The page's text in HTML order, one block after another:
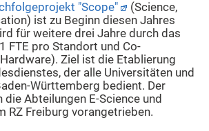
"Scope"
(Science,
ist zu Beginn diesen Jahres
für weitere drei Jahre durch das
FTE pro Standort und Co-
Ziel ist die Etablierung
der alle Universitäten und
Württemberg bedient. Der
Abteilungen E-Science und
RZ Freiburg vorangetrieben.